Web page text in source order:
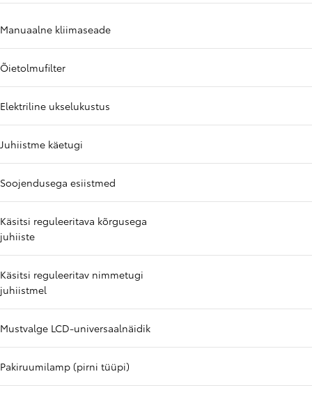
Manuaalne kliimaseade
Õietolmufilter
Elektriline ukselukustus
Juhiistme käetugi
Soojendusega esiistmed
Käsitsi reguleeritava kõrgusega
juhiiste
Käsitsi reguleeritav nimmetugi
juhiistmel
Mustvalge LCD-universaalnäidik
Pakiruumilamp (pirni tüüpi)